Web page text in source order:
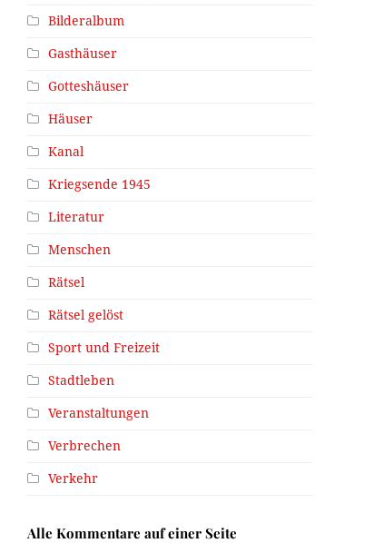
Bilderalbum
Gasthäuser
Gotteshäuser
Häuser
Kanal
Kriegsende 1945
Literatur
Menschen
Rätsel
Rätsel gelöst
Sport und Freizeit
Stadtleben
Veranstaltungen
Verbrechen
Verkehr
Alle Kommentare auf einer Seite